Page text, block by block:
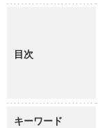
目次
キーワード